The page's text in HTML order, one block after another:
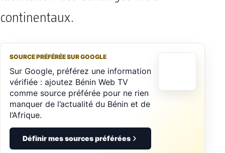
continentaux.
SOURCE PRÉFÉRÉE SUR GOOGLE
Sur Google, préférez une information
vérifiée : ajoutez Bénin Web TV
comme source préférée pour ne rien
manquer de l’actualité du Bénin et de
l’Afrique.
Définir mes sources préférées